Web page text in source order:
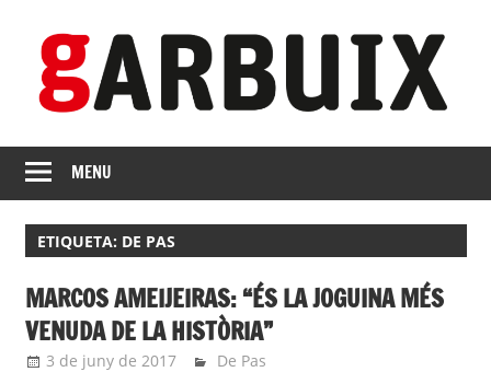
content
GARBUIX
Independent
de
Franqueses
MENU
ETIQUETA: DE PAS
MARCOS AMEIJEIRAS: “ÉS LA JOGUINA MÉS
VENUDA DE LA HISTÒRIA”
3 de juny de 2017 roger
De Pas